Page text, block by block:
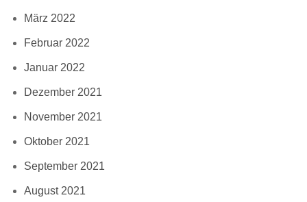
März 2022
Februar 2022
Januar 2022
Dezember 2021
November 2021
Oktober 2021
September 2021
August 2021